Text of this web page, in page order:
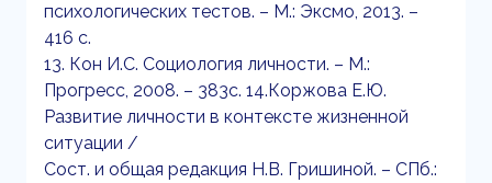
психологических тестов. – М.: Эксмо, 2013. –
416 с.
13. Кон И.С. Социология личности. – М.:
Прогресс, 2008. – 383с. 14.Коржова Е.Ю.
Развитие личности в контексте жизненной
ситуации /
Сост. и общая редакция Н.В. Гришиной. – СПб.: